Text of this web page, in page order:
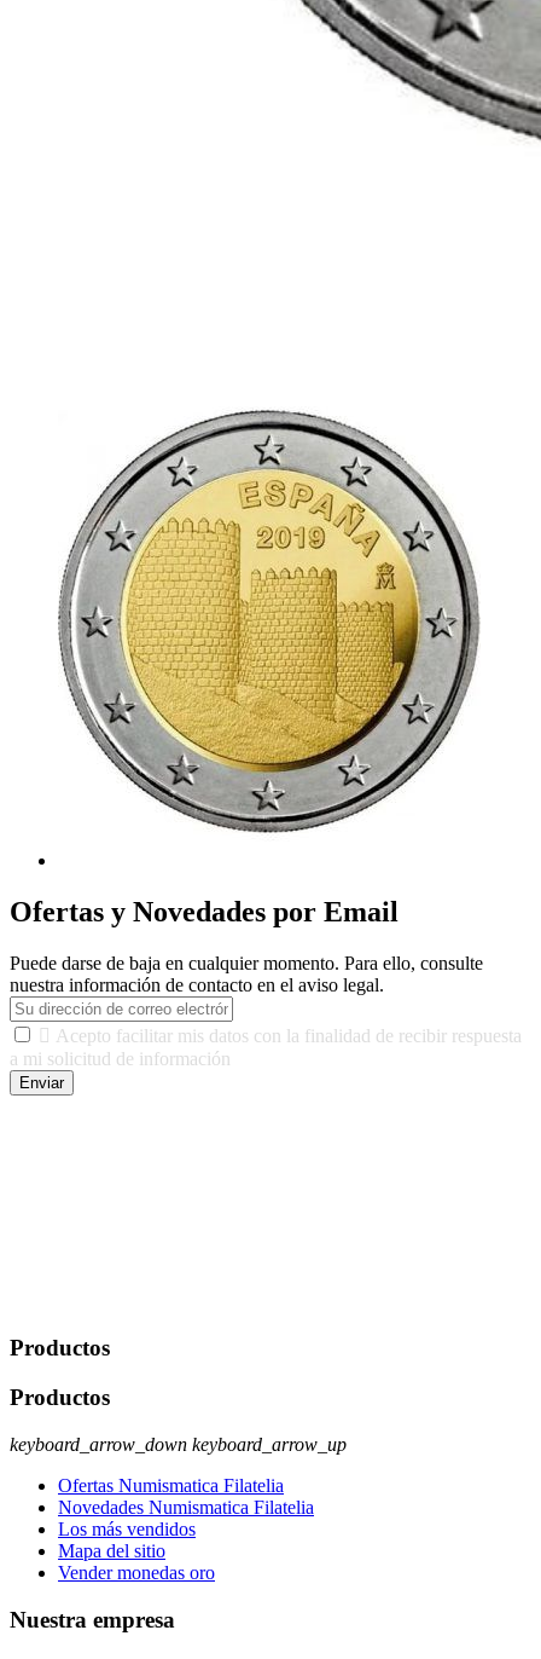
Ofertas y Novedades por Email
Puede darse de baja en cualquier momento. Para ello, consulte
nuestra información de contacto en el aviso legal.
 Acepto facilitar mis datos con la finalidad de recibir respuesta
a mi solicitud de información
Enviar
Productos
Productos
keyboard_arrow_down keyboard_arrow_up
Ofertas Numismatica Filatelia
Novedades Numismatica Filatelia
Los más vendidos
Mapa del sitio
Vender monedas oro
Nuestra empresa